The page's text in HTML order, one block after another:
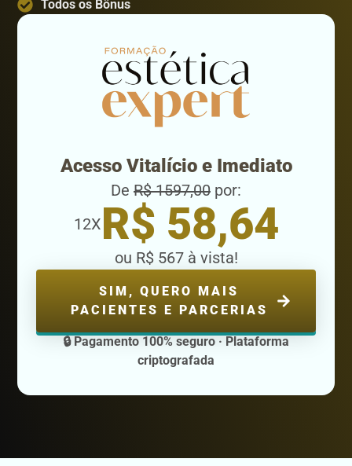
Todos os Bônus
Acesso Vitalício e Imediato
De R$ 1597,00 por:
12XR$ 58,64
ou R$ 567 à vista!
SIM, QUERO MAIS
PACIENTES E PARCERIAS
🔒 Pagamento 100% seguro · Plataforma
criptografada